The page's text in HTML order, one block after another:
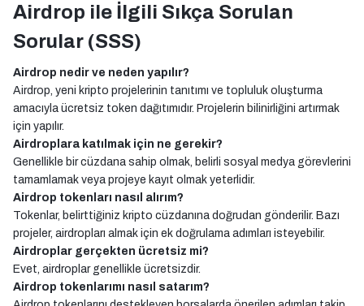
Airdrop ile İlgili Sıkça Sorulan
Sorular (SSS)
Airdrop nedir ve neden yapılır?
Airdrop, yeni kripto projelerinin tanıtımı ve topluluk oluşturma
amacıyla ücretsiz token dağıtımıdır. Projelerin bilinirliğini artırmak
için yapılır.
Airdroplara katılmak için ne gerekir?
Genellikle bir cüzdana sahip olmak, belirli sosyal medya görevlerini
tamamlamak veya projeye kayıt olmak yeterlidir.
Airdrop tokenları nasıl alırım?
Tokenlar, belirttiğiniz kripto cüzdanına doğrudan gönderilir. Bazı
projeler, airdropları almak için ek doğrulama adımları isteyebilir.
Airdroplar gerçekten ücretsiz mi?
Evet, airdroplar genellikle ücretsizdir.
Airdrop tokenlarımı nasıl satarım?